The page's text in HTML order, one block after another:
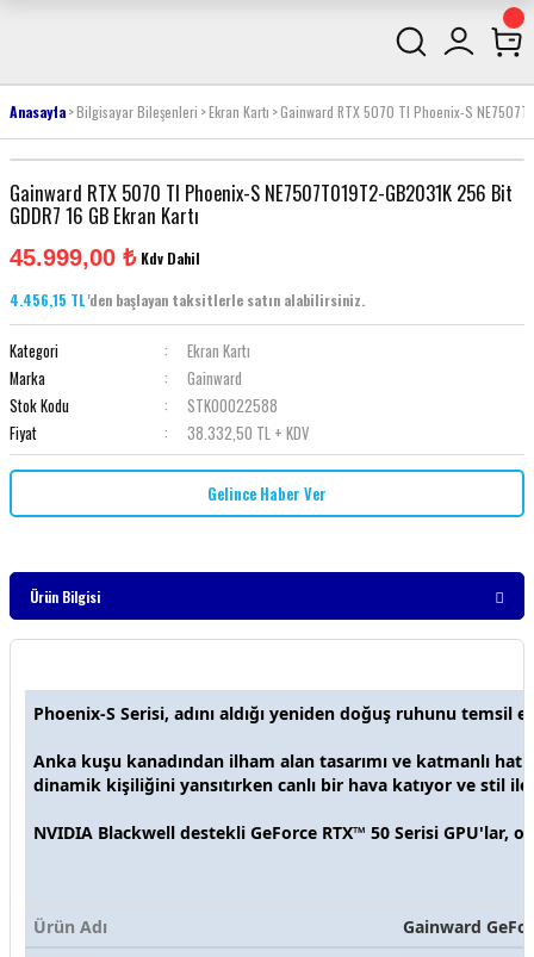
Anasayfa Bilgisayar Bileşenleri Ekran Kartı Gainward RTX 5070 TI Phoenix-S
Gainward RTX 5070 TI Phoenix-S NE7507T019T2-GB2031K 256 Bit
GDDR7 16 GB Ekran Kartı
45.999,00 ₺ Kdv Dahil
4.456,15 TL'den başlayan taksitlerle satın alabilirsiniz.
Kategori
Ekran Kartı
Marka
Gainward
Stok Kodu
STK00022588
Fiyat
38.332,50 TL + KDV
Gelince Haber Ver
Ürün Bilgisi
Phoenix-S Serisi, adını aldığı yeniden doğuş ruhunu
Anka kuşu kanadından ilham alan tasarımı ve katmanlı
dinamik kişiliğini yansıtırken canlı bir hava katıyor ve stil
NVIDIA Blackwell destekli GeForce RTX™ 50 Serisi GPU'lar,
Ürün Adı
Gainward